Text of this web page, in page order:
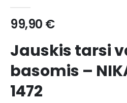
99,90 €
Jauskis tarsi
basomis –
1472